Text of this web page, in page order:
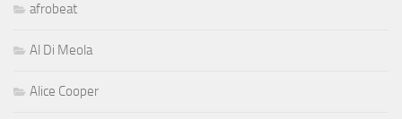
afrobeat
Al Di Meola
Alice Cooper